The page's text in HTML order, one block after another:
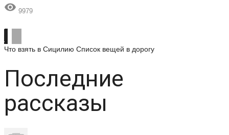
 9979
Что взять в Сицилию Список вещей в дорогу
Последние
рассказы